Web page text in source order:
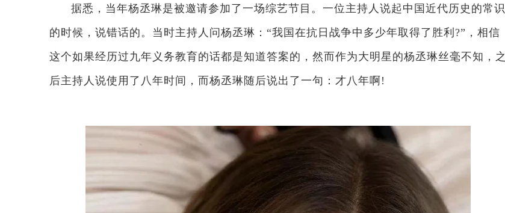
据悉，当年杨丞琳是被邀请参加了一场综艺节目。一位主持人说起中国近代历史的常识
的时候，说错话的。当时主持人问杨丞琳：“我国在抗日战争中多少年取得了胜利?”，相信
这个如果经历过九年义务教育的话都是知道答案的，然而作为大明星的杨丞琳丝毫不知，之
后主持人说使用了八年时间，而杨丞琳随后说出了一句：才八年啊!